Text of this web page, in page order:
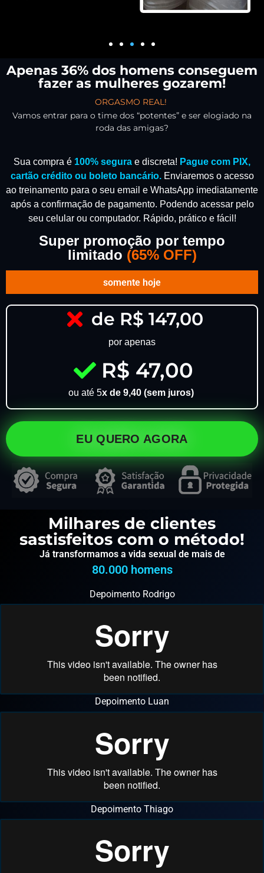
Apenas 36% dos homens conseguem
fazer as mulheres gozarem!
ORGASMO REAL!
Vamos entrar para o time dos “potentes” e ser elogiado na
roda das amigas?
Sua compra é 100% segura e discreta! Pague com PIX,
cartão crédito ou boleto bancário. Enviaremos o acesso
ao treinamento para o seu email e WhatsApp imediatamente
após a confirmação de pagamento. Podendo acessar pelo
seu celular ou computador. Rápido, prático e fácil!
Super promoção por tempo
limitado (65% OFF)
somente hoje
de R$ 147,00
por apenas
R$ 47,00
ou até 5x de 9,40 (sem juros)
EU QUERO AGORA
Milhares de clientes
sastisfeitos com o método!
Já transformamos a vida sexual de mais de
80.000 homens
Depoimento Rodrigo
Depoimento Luan
Depoimento Thiago